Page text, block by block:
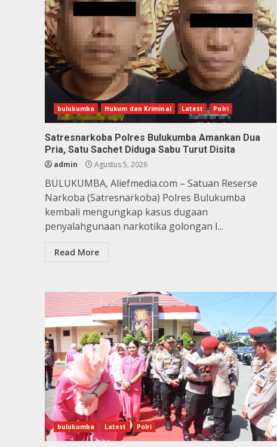
bulukumba Hukum dan Kriminal Latest Polri
Satresnarkoba Polres Bulukumba Amankan Dua
Pria, Satu Sachet Diduga Sabu Turut Disita
admin Agustus 5, 2026
BULUKUMBA, Aliefmedia.com – Satuan Reserse
Narkoba (Satresnarkoba) Polres Bulukumba
kembali mengungkap kasus dugaan
penyalahgunaan narkotika golongan I...
Read More
bulukumba Latest Polri